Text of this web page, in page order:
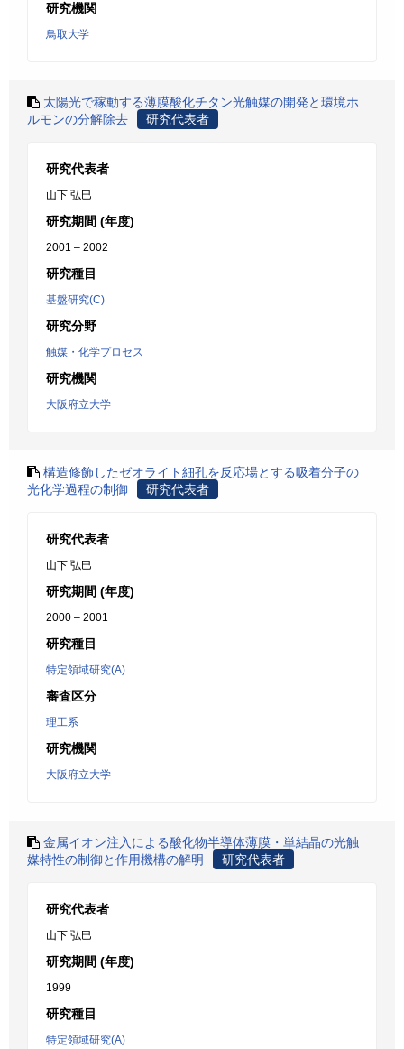
研究機関
鳥取大学
太陽光で稼動する薄膜酸化チタン光触媒の開発と環境ホ
ルモンの分解除去
研究代表者
研究代表者
山下 弘巳
研究期間 (年度)
2001 – 2002
研究種目
基盤研究(C)
研究分野
触媒・化学プロセス
研究機関
大阪府立大学
構造修飾したゼオライト細孔を反応場とする吸着分子の
光化学過程の制御
研究代表者
研究代表者
山下 弘巳
研究期間 (年度)
2000 – 2001
研究種目
特定領域研究(A)
審査区分
理工系
研究機関
大阪府立大学
金属イオン注入による酸化物半導体薄膜・単結晶の光触
媒特性の制御と作用機構の解明
研究代表者
研究代表者
山下 弘巳
研究期間 (年度)
1999
研究種目
特定領域研究(A)